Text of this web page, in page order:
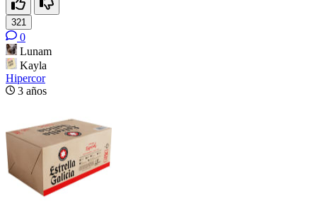
321
0
Lunam
Kayla
Hipercor
3 años